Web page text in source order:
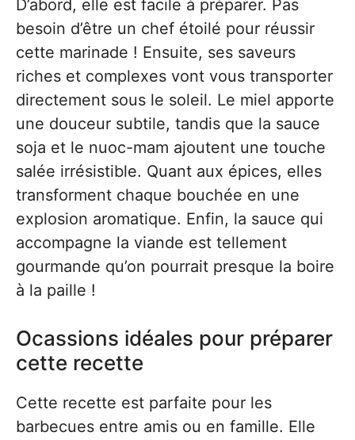
D’abord, elle est facile à préparer. Pas
besoin d’être un chef étoilé pour réussir
cette marinade ! Ensuite, ses saveurs
riches et complexes vont vous transporter
directement sous le soleil. Le miel apporte
une douceur subtile, tandis que la sauce
soja et le nuoc-mam ajoutent une touche
salée irrésistible. Quant aux épices, elles
transforment chaque bouchée en une
explosion aromatique. Enfin, la sauce qui
accompagne la viande est tellement
gourmande qu’on pourrait presque la boire
à la paille !
Ocassions idéales pour préparer
cette recette
Cette recette est parfaite pour les
barbecues entre amis ou en famille. Elle